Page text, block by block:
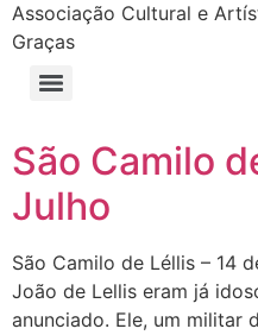
Associação Cultural e
Graças
São Camilo
Julho
São Camilo de Léllis – 14
João de Lellis eram já
anunciado. Ele, um militar